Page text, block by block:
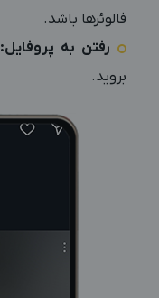
فالوئرها باشد.
رفتن به پروفایل:
بروید.